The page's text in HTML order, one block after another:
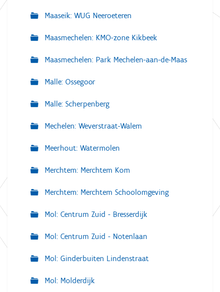
Maaseik: WUG Neeroeteren
Maasmechelen: KMO-zone Kikbeek
Maasmechelen: Park Mechelen-aan-de-Maas
Malle: Ossegoor
Malle: Scherpenberg
Mechelen: Weverstraat-Walem
Meerhout: Watermolen
Merchtem: Merchtem Kom
Merchtem: Merchtem Schoolomgeving
Mol: Centrum Zuid - Bresserdijk
Mol: Centrum Zuid - Notenlaan
Mol: Ginderbuiten Lindenstraat
Mol: Molderdijk